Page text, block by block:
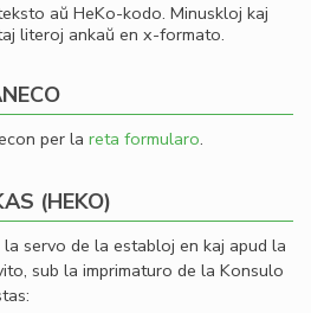
aŭ HeKo-kodo. Minuskloj kaj
literoj ankaŭ en x-formato.
per la reta formularo.
(HEKO)
servo de la establoj en kaj apud la
sub la imprimaturo de la Konsulo